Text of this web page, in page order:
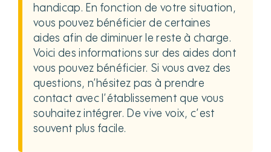
handicap. En fonction de votre situation,
vous pouvez bénéficier de certaines
aides afin de diminuer le reste à charge.
Voici des informations sur des aides dont
vous pouvez bénéficier. Si vous avez des
questions, n’hésitez pas à prendre
contact avec l’établissement que vous
souhaitez intégrer. De vive voix, c’est
souvent plus facile.